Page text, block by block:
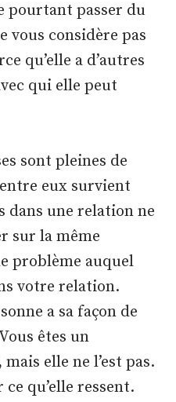
pourtant passer du
vous considère pas
qu’elle a d’autres
qui elle peut
sont pleines de
eux survient
dans une relation ne
sur la même
problème auquel
votre relation.
a sa façon de
êtes un
elle ne l’est pas.
qu’elle ressent.